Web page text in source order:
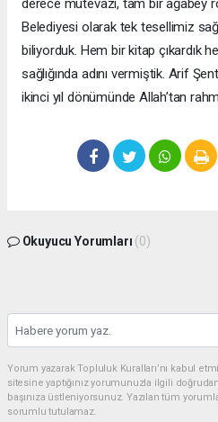
derece mütevazı, tam bir ağabey
Belediyesi olarak tek tesellimiz
biliyorduk. Hem bir kitap çıkardık
sağlığında adını vermiştik. Arif
ikinci yıl dönümünde Allah’tan
Okuyucu Yorumları (0)
Yorum yazarak Topluluk Kuralları’nı kabul
sitesine yaptığınız yorumunuzla ilgili
başınıza üstleniyorsunuz. Yazılan tüm
sorumlu tutulamaz.